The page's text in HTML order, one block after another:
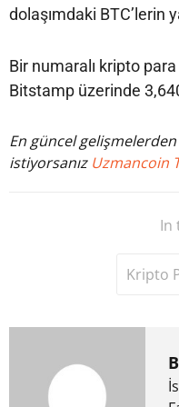
dolaşımdaki BTC’lerin
Bir numaralı kripto
Bitstamp üzerinde
En güncel
istiyorsanız Uzmancoin
In
Kripto